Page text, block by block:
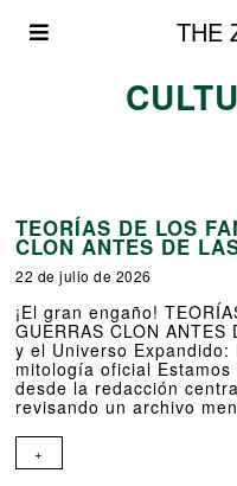
THE
TEORÍAS DE LOS
CLON ANTES DE
22 de julio de 2026
¡El gran engaño!
GUERRAS CLON
y el Universo
mitología oficial
desde la redacción
revisando un archivo
+